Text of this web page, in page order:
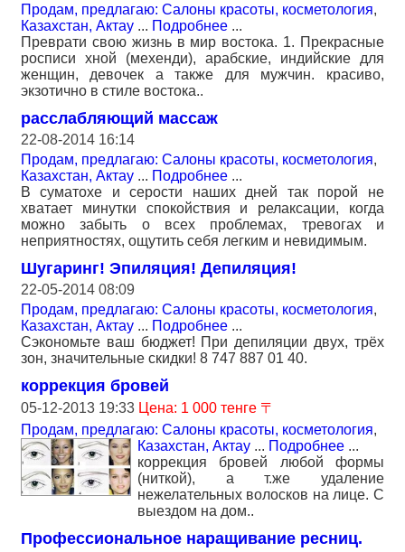
Продам, предлагаю: Салоны красоты, косметология,
Казахстан, Актау ... Подробнее ...
Преврати свою жизнь в мир востока. 1. Прекрасные
росписи хной (мехенди), арабские, индийские для
женщин, девочек а также для мужчин. красиво,
экзотично в стиле востока..
расслабляющий массаж
22-08-2014 16:14
Продам, предлагаю: Салоны красоты, косметология,
Казахстан, Актау ... Подробнее ...
В суматохе и серости наших дней так порой не
хватает минутки спокойствия и релаксации, когда
можно забыть о всех проблемах, тревогах и
неприятностях, ощутить себя легким и невидимым.
Шугаринг! Эпиляция! Депиляция!
22-05-2014 08:09
Продам, предлагаю: Салоны красоты, косметология,
Казахстан, Актау ... Подробнее ...
Сэкономьте ваш бюджет! При депиляции двух, трёх
зон, значительные скидки! 8 747 887 01 40.
коррекция бровей
05-12-2013 19:33 Цена: 1 000 тенге 〒
Продам, предлагаю: Салоны красоты, косметология,
Казахстан, Актау ... Подробнее ...
коррекция бровей любой формы
(ниткой), а т.же удаление
нежелательных волосков на лице. С
выездом на дом..
Профессиональное наращивание ресниц.